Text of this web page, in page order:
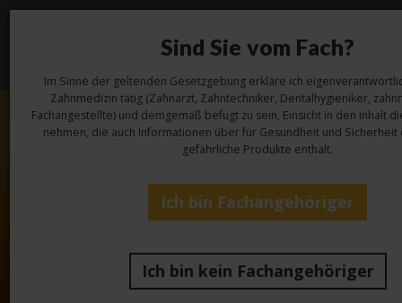
Sind Sie vom Fach?
Im Sinne der geltenden Gesetzgebung erkläre ich
Zahnmedizin tätig (Zahnarzt, Zahntechniker, Dentalhygieniker,
Fachangestellte) und demgemäß befugt zu sein, Einsicht in den Inhalt
nehmen, die auch Informationen über für Gesundheit und
gefährliche Produkte enthält.
Ich bin Fachangehöriger
Ich bin kein Fachangehöriger